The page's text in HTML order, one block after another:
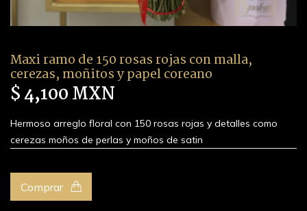
Maxi ramo de 150 rosas rojas con malla,
cerezas, moñitos y papel coreano
$ 4,100 MXN
Hermoso arreglo floral con 150 rosas rojas y detalles como
cerezas moños de perlas y moños de satin
Comprar